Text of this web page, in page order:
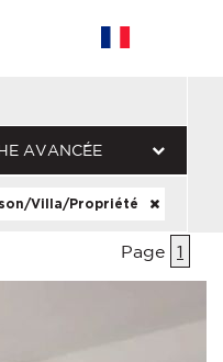
AVANCÉE
Villa/Propriété
Page 1